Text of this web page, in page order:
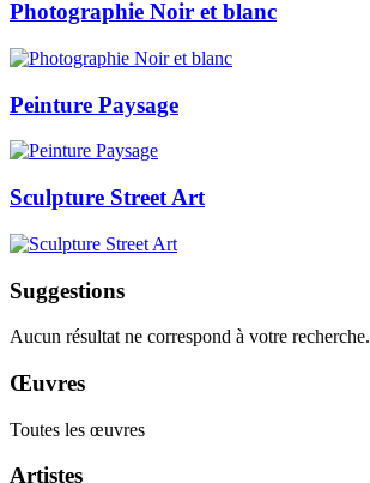
Photographie Noir et blanc
Peinture Paysage
Sculpture Street Art
Suggestions
Aucun résultat ne correspond à votre recherche.
Œuvres
Toutes les œuvres
Artistes